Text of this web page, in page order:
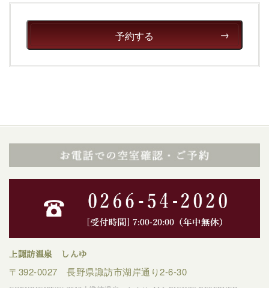
清らかな源泉、自然の恵みあるお食事、諏訪湖に包まれ
るお部屋、 大人のたしなみを感じていただける、美しく
癒される宿で贅沢に幸せのときを安心してお過ごしくだ
さい。
予約する
上諏訪温泉 しんゆ
〒392-0027 長野県諏訪市湖岸通り2-6-30